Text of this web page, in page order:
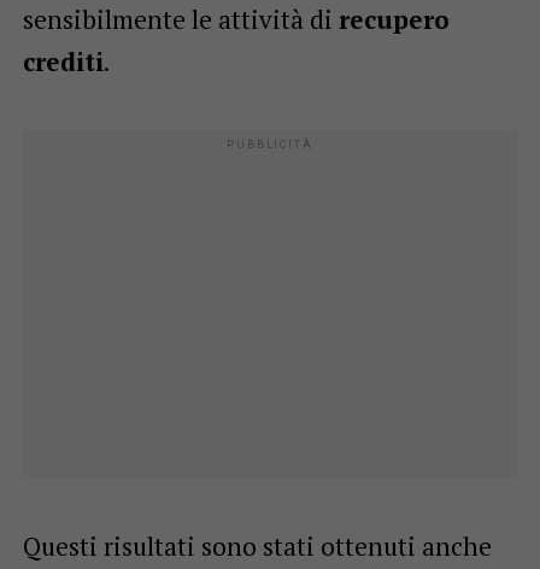
sensibilmente le attività di recupero
crediti.
Questi risultati sono stati ottenuti anche